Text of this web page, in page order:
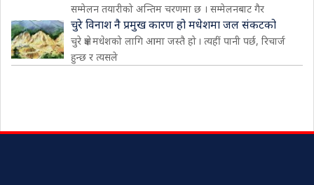
सम्मेलन तयारीको अन्तिम चरणमा छ । सम्मेलनबाट गैर
चुरे विनाश नै प्रमुख कारण हो मधेशमा जल संकटको
चुरे क्षेत्र मधेशको लागि आमा जस्तै हो । त्यहीं पानी पर्छ, रिचार्ज
हुन्छ र त्यसले